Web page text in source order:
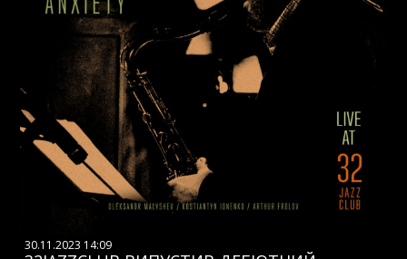
30.11.2023 14:09